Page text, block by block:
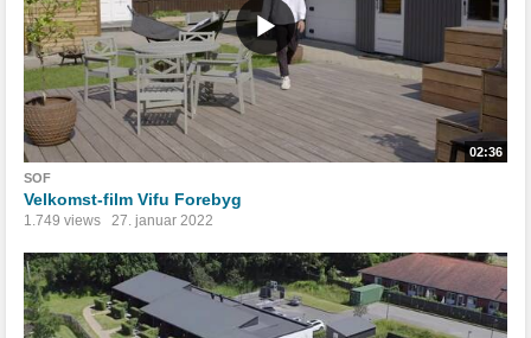
02:36
SOF
Velkomst-film Vifu Forebyg
1.749 views 27. januar 2022